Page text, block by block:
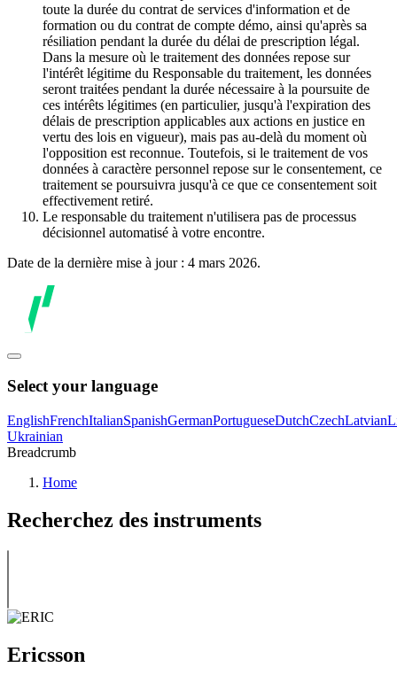
toute la durée du contrat de services d'information et de
formation ou du contrat de compte démo, ainsi qu'après sa
résiliation pendant la durée du délai de prescription légal.
Dans la mesure où le traitement des données repose sur
l'intérêt légitime du Responsable du traitement, les données
seront traitées pendant la durée nécessaire à la poursuite de
ces intérêts légitimes (en particulier, jusqu'à l'expiration des
délais de prescription applicables aux actions en justice en
vertu des lois en vigueur), mais pas au-delà du moment où
l'opposition est reconnue. Toutefois, si le traitement de vos
données à caractère personnel repose sur le consentement, ce
traitement se poursuivra jusqu'à ce que ce consentement soit
effectivement retiré.
Le responsable du traitement n'utilisera pas de processus
décisionnel automatisé à votre encontre.
Date de la dernière mise à jour : 4 mars 2026.
Select your language
EnglishFrenchItalianSpanishGermanPortugueseDutchCzechLatvian
Ukrainian
Breadcrumb
Home
Recherchez des instruments
Ericsson